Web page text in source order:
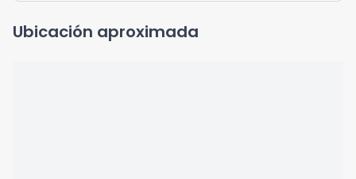
Ubicación aproximada